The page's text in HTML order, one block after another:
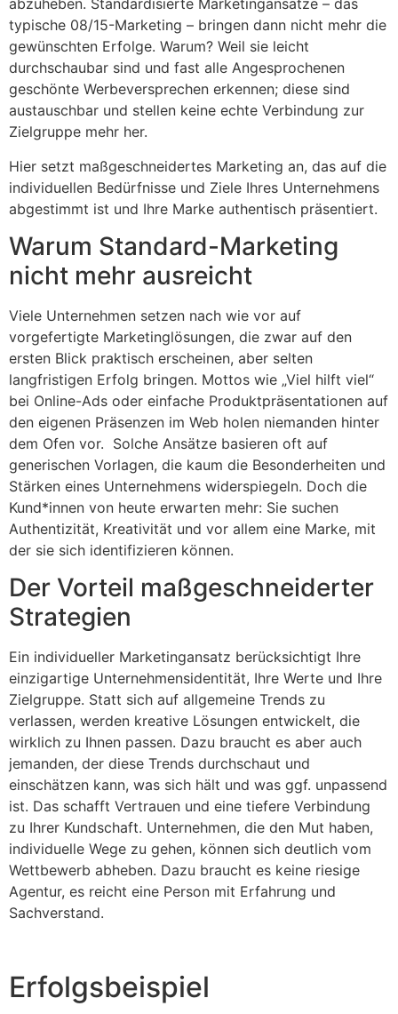
abzuheben. Standardisierte Marketingansätze – das
typische 08/15-Marketing – bringen dann nicht mehr die
gewünschten Erfolge. Warum? Weil sie leicht
durchschaubar sind und fast alle Angesprochenen
geschönte Werbeversprechen erkennen; diese sind
austauschbar und stellen keine echte Verbindung zur
Zielgruppe mehr her.
Hier setzt maßgeschneidertes Marketing an, das auf die
individuellen Bedürfnisse und Ziele Ihres Unternehmens
abgestimmt ist und Ihre Marke authentisch präsentiert.
Warum Standard-Marketing
nicht mehr ausreicht
Viele Unternehmen setzen nach wie vor auf
vorgefertigte Marketinglösungen, die zwar auf den
ersten Blick praktisch erscheinen, aber selten
langfristigen Erfolg bringen. Mottos wie „Viel hilft viel“
bei Online-Ads oder einfache Produktpräsentationen auf
den eigenen Präsenzen im Web holen niemanden hinter
dem Ofen vor. Solche Ansätze basieren oft auf
generischen Vorlagen, die kaum die Besonderheiten und
Stärken eines Unternehmens widerspiegeln. Doch die
Kund*innen von heute erwarten mehr: Sie suchen
Authentizität, Kreativität und vor allem eine Marke, mit
der sie sich identifizieren können.
Der Vorteil maßgeschneiderter
Strategien
Ein individueller Marketingansatz berücksichtigt Ihre
einzigartige Unternehmensidentität, Ihre Werte und Ihre
Zielgruppe. Statt sich auf allgemeine Trends zu
verlassen, werden kreative Lösungen entwickelt, die
wirklich zu Ihnen passen. Dazu braucht es aber auch
jemanden, der diese Trends durchschaut und
einschätzen kann, was sich hält und was ggf. unpassend
ist. Das schafft Vertrauen und eine tiefere Verbindung
zu Ihrer Kundschaft. Unternehmen, die den Mut haben,
individuelle Wege zu gehen, können sich deutlich vom
Wettbewerb abheben. Dazu braucht es keine riesige
Agentur, es reicht eine Person mit Erfahrung und
Sachverstand.
Erfolgsbeispiel